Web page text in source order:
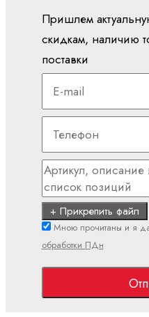
Миниатюрные
системы
шариковых
Направляющие
для
кулачковых
роликов
Реечный
привод
для
систем
Пришлем
скидкам, наличию
поставки
+ Прикрепить файл
Мною прочитаны и я
обработки ПДн